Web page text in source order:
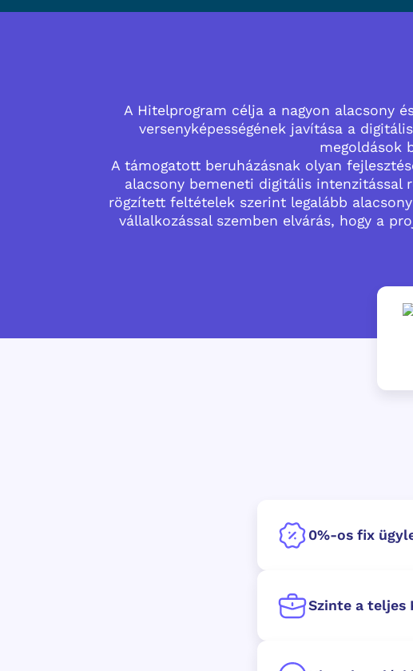
A Hitelprogram célja a nagyon alacsony
versenyképességének javítása a
megoldások
A támogatott beruházásnak olyan
alacsony bemeneti digitális intenzitással
rögzített feltételek szerint legalább
vállalkozással szemben elvárás, hogy a
0%-os fix
Szinte a teljes